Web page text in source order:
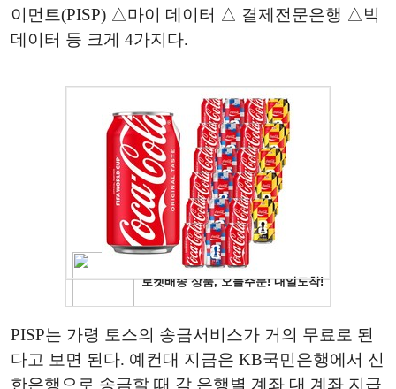
이먼트(PISP) △마이 데이터 △ 결제전문은행 △빅
데이터 등 크게 4가지다.
PISP는 가령 토스의 송금서비스가 거의 무료로 된
다고 보면 된다. 예컨대 지금은 KB국민은행에서 신
한은행으로 송금할 때 각 은행별 계좌 대 계좌 지급